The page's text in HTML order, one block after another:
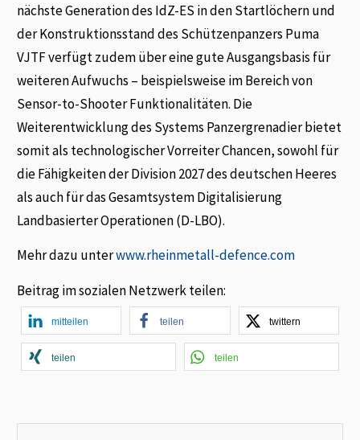
nächste Generation des IdZ-ES in den Startlöchern und
der Konstruktionsstand des Schützenpanzers Puma
VJTF verfügt zudem über eine gute Ausgangsbasis für
weiteren Aufwuchs – beispielsweise im Bereich von
Sensor-to-Shooter Funktionalitäten. Die
Weiterentwicklung des Systems Panzergrenadier bietet
somit als technologischer Vorreiter Chancen, sowohl für
die Fähigkeiten der Division 2027 des deutschen Heeres
als auch für das Gesamtsystem Digitalisierung
Landbasierter Operationen (D-LBO).
Mehr dazu unterwww.rheinmetall-defence.com
Beitrag im sozialen Netzwerk teilen:
mitteilen teilen twittern
teilen teilen